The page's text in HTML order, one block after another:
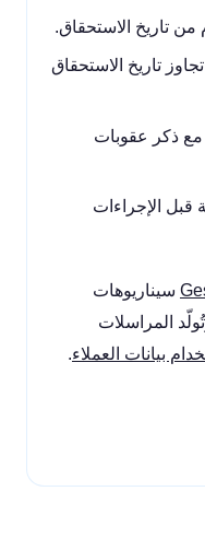
من تاريخ الاستحقاق.
تاريخ الاستحقاق
مع ذكر عقوبات
قبل الإجراءات
سيناريوهات
وتُولّد المراسلات
بيانات العملاء.